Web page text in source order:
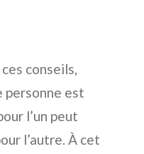
conseils,
personne est
l’un peut
l’autre. À cet